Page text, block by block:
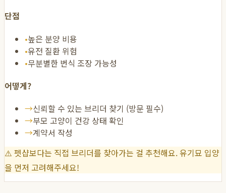
단점
•높은 분양 비용
•유전 질환 위험
•무분별한 번식 조장 가능성
어떻게?
→신뢰할 수 있는 브리더 찾기 (방문 필수)
→부모 고양이 건강 상태 확인
→계약서 작성
⚠️ 펫샵보다는 직접 브리더를 찾아가는 걸 추천해요. 유기묘 입양
을 먼저 고려해주세요!